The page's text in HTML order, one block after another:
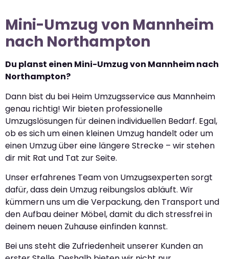
Mini-Umzug von Mannheim
nach Northampton
Du planst einen Mini-Umzug von Mannheim nach
Northampton?
Dann bist du bei Heim Umzugsservice aus Mannheim
genau richtig! Wir bieten professionelle
Umzugslösungen für deinen individuellen Bedarf. Egal,
ob es sich um einen kleinen Umzug handelt oder um
einen Umzug über eine längere Strecke – wir stehen
dir mit Rat und Tat zur Seite.
Unser erfahrenes Team von Umzugsexperten sorgt
dafür, dass dein Umzug reibungslos abläuft. Wir
kümmern uns um die Verpackung, den Transport und
den Aufbau deiner Möbel, damit du dich stressfrei in
deinem neuen Zuhause einfinden kannst.
Bei uns steht die Zufriedenheit unserer Kunden an